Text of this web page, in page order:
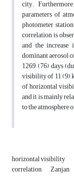
city.
parameters of
photometer
correlation is
and the
dominant aerosol
1269 (76) days
visibility of 11 (9)
of horizontal
and it is mainly
to the atmosphere
horizontal visibility
correlation Zanjan